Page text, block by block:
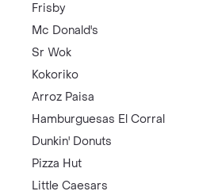
Frisby
Mc Donald's
Sr Wok
Kokoriko
Arroz Paisa
Hamburguesas El Corral
Dunkin' Donuts
Pizza Hut
Little Caesars